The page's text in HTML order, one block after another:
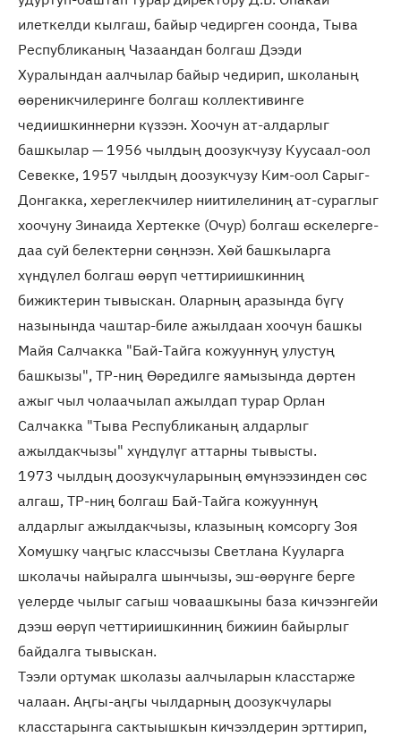
илеткелди кылгаш, байыр чедирген соонда, Тыва
Республиканың Чазаандан болгаш Дээди
Хуралындан аалчылар байыр чедирип, школаның
өөреникчилеринге болгаш коллективинге
чедиишкиннерни күзээн. Хоочун ат-алдарлыг
башкылар — 1956 чылдың доозукчузу Куусаал-оол
Севекке, 1957 чылдың доозукчузу Ким-оол Сарыг-
Донгакка, хереглекчилер ниитилелиниң ат-сураглыг
хоочуну Зинаида Хертекке (Очур) болгаш өскелерге-
даа суй белектерни сөңнээн. Хөй башкыларга
хүндүлел болгаш өөрүп четтириишкинниң
бижиктерин тывыскан. Оларның аразында бүгү
назынында чаштар-биле ажылдаан хоочун башкы
Майя Салчакка "Бай-Тайга кожууннуң улустуң
башкызы", ТР-ниң Өөредилге яамызында дөртен
ажыг чыл чолаачылап ажылдап турар Орлан
Салчакка "Тыва Республиканың алдарлыг
ажылдакчызы" хүндүлүг аттарны тывысты.
1973 чылдың доозукчуларының өмүнээзинден сөс
алгаш, ТР-ниң болгаш Бай-Тайга кожууннуң
алдарлыг ажылдакчызы, клазының комсоргу Зоя
Хомушку чаңгыс классчызы Светлана Кууларга
школачы найыралга шынчызы, эш-өөрүнге берге
үелерде чылыг сагыш човаашкыны база кичээнгейи
дээш өөрүп четтириишкинниң бижиин байырлыг
байдалга тывыскан.
Тээли ортумак школазы аалчыларын класстарже
чалаан. Аңгы-аңгы чылдарның доозукчулары
класстарынга сактыышкын кичээлдерин эрттирип,